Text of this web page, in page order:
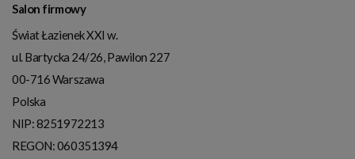
Salon firmowy
Świat Łazienek XXI w.
ul. Bartycka 24/26, Pawilon 227
00-716Warszawa
Polska
NIP:8251972213
REGON: 060351394